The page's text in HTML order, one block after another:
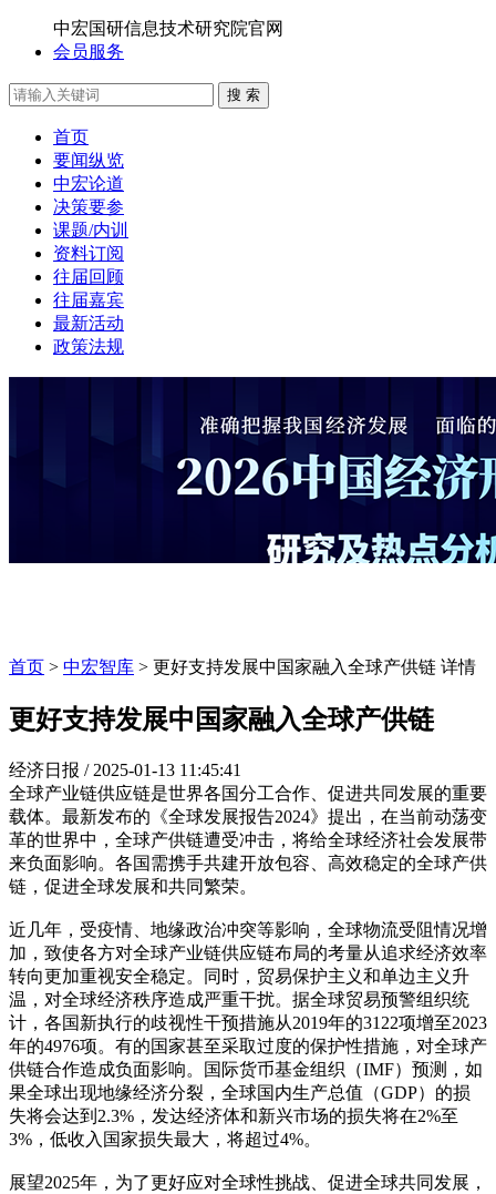
中宏国研信息技术研究院官网
会员服务
搜 索
首页
要闻纵览
中宏论道
决策要参
课题/内训
资料订阅
往届回顾
往届嘉宾
最新活动
政策法规
首页 > 中宏智库 > 更好支持发展中国家融入全球产供链 详情
更好支持发展中国家融入全球产供链
经济日报 / 2025-01-13 11:45:41
全球产业链供应链是世界各国分工合作、促进共同发展的重要
载体。最新发布的《全球发展报告2024》提出，在当前动荡变
革的世界中，全球产供链遭受冲击，将给全球经济社会发展带
来负面影响。各国需携手共建开放包容、高效稳定的全球产供
链，促进全球发展和共同繁荣。
近几年，受疫情、地缘政治冲突等影响，全球物流受阻情况增
加，致使各方对全球产业链供应链布局的考量从追求经济效率
转向更加重视安全稳定。同时，贸易保护主义和单边主义升
温，对全球经济秩序造成严重干扰。据全球贸易预警组织统
计，各国新执行的歧视性干预措施从2019年的3122项增至2023
年的4976项。有的国家甚至采取过度的保护性措施，对全球产
供链合作造成负面影响。国际货币基金组织（IMF）预测，如
果全球出现地缘经济分裂，全球国内生产总值（GDP）的损
失将会达到2.3%，发达经济体和新兴市场的损失将在2%至
3%，低收入国家损失最大，将超过4%。
展望2025年，为了更好应对全球性挑战、促进全球共同发展，